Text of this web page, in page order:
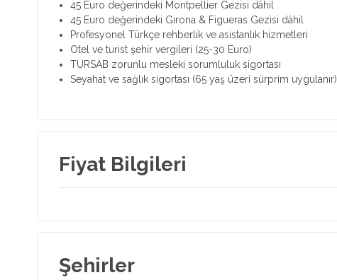
45 Euro değerindeki Montpellier Gezisi dâhil
45 Euro değerindeki Girona & Figueras Gezisi dâhil
Profesyonel Türkçe rehberlik ve asistanlık hizmetleri
Otel ve turist şehir vergileri (25-30 Euro)
TURSAB zorunlu mesleki sorumluluk sigortası
Seyahat ve sağlık sigortası (65 yaş üzeri sürprim uygulanır)
Fiyat Bilgileri
Şehirler